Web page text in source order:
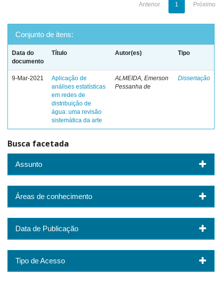
Anterior 1 Próximo
Conjunto de itens:
Data do
documento
Título Autor(es) Tipo
9-Mar-2021
Aplicação de
análises estatísticas
em redes de
distribuição de
água: uma revisão
sistemática da arte
ALMEIDA, Emerson
Pessanha de
Dissertação
Busca facetada
Assunto
Áreas de conhecimento
Data de Publicação
Tipo de Acesso